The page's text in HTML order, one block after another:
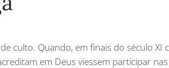
culto. Quando, em finais do século XI
em Deus viessem participar